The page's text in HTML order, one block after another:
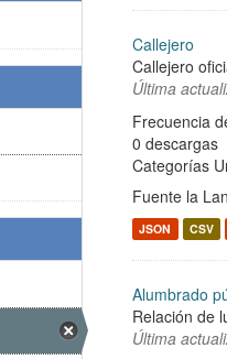
Callejero
Callejero
Última
Frecuencia
0 descargas
Categorías
Fuente la
JSON CSV
Alumbrado
Relación de
Última